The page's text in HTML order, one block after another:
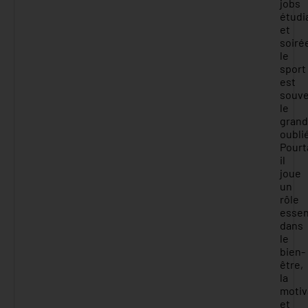
jobs
et
le
sport
est
le
grand
il
joue
un
rôle
dans
le
bien-
être,
la
et